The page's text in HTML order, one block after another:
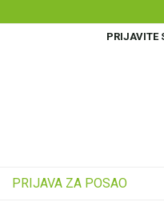
PRIJAVITE
PRIJAVA ZA POSAO